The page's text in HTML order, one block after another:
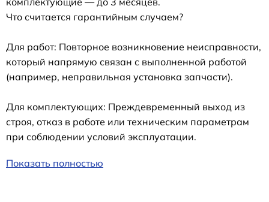
Что считается гарантийным случаем?
Для работ: Повторное возникновение неисправности,
который напрямую связан с выполненной работой
(например, неправильная установка запчасти).
Для комплектующих: Преждевременный выход из
строя, отказ в работе или техническим параметрам
при соблюдении условий эксплуатации.
Показать полностью